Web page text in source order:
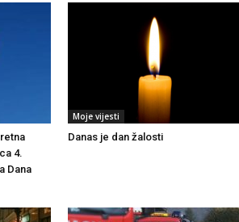
4.
Dana
Moje vijesti
Danas je dan žalosti